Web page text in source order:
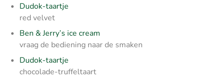
Dudok-taartje
red velvet
Ben & Jerry’s ice cream
vraag de bediening naar de smaken
Dudok-taartje
chocolade-truffeltaart